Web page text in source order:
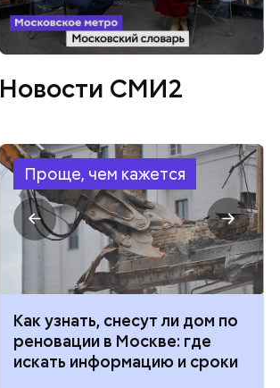
Новости СМИ2
Проще, чем кажется
Как узнать, снесут ли дом по
реновации в Москве: где
искать информацию и сроки